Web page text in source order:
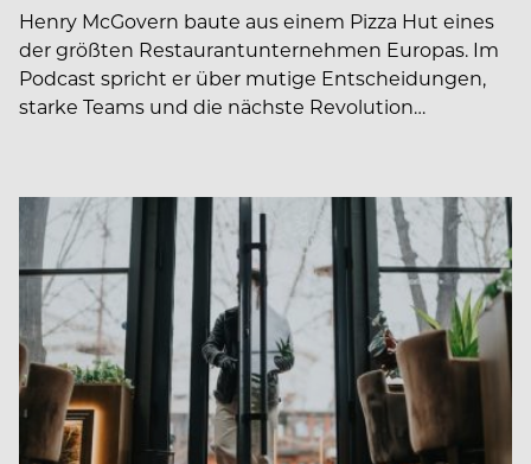
Henry McGovern baute aus einem Pizza Hut eines
der größten Restaurantunternehmen Europas. Im
Podcast spricht er über mutige Entscheidungen,
starke Teams und die nächste Revolution…